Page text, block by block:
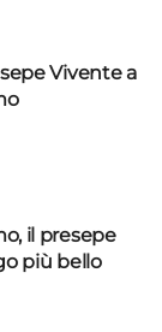
Vivente a
il presepe
più bello